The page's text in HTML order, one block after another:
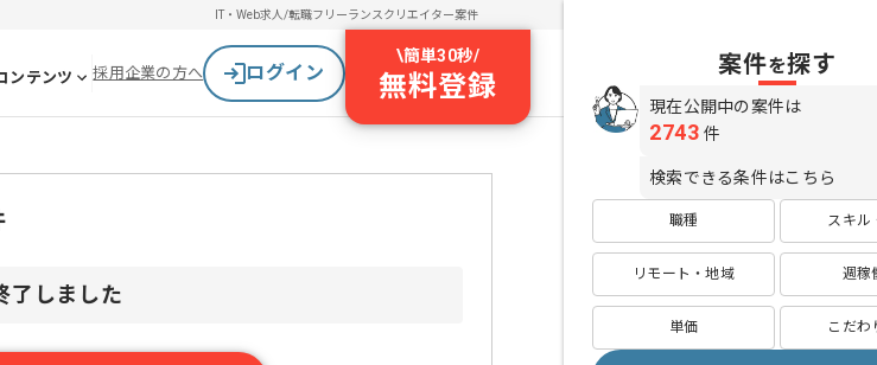
IT・Web求人/転職フリーランスクリエイター案件
ンテンツ 採用企業の方へ ログイン
\簡単30秒/
無料登録
了しました
案件を探す
現在公開中の案件は
2743 件
検索できる条件はこちら
職種 スキル
リモート・地域 週稼
単価 こだわ